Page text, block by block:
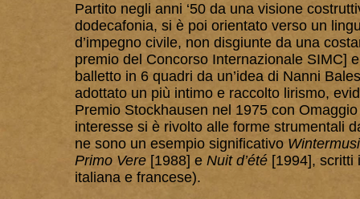
Partito negli anni ‘50 da una visione
dodecafonia, si è poi orientato verso un
d’impegno civile, non disgiunte da una
premio del Concorso Internazionale SIMC]
balletto in 6 quadri da un’idea di Nanni
adottato un più intimo e raccolto lirismo,
Premio Stockhausen nel 1975 con
interesse si è rivolto alle forme strumentali
ne sono un esempio significativo
Primo Vere [1988] e Nuit d’été [1994], scritti
italiana e francese).